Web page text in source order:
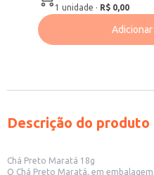
1 unidade · R$ 0,00
Descrição do produto
Chá Preto Maratá 18g
O Chá Preto Maratá, em